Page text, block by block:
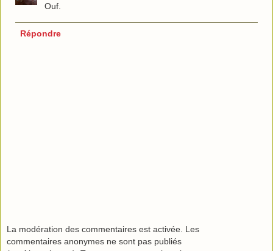
Ouf.
Répondre
La modération des commentaires est activée. Les
commentaires anonymes ne sont pas publiés